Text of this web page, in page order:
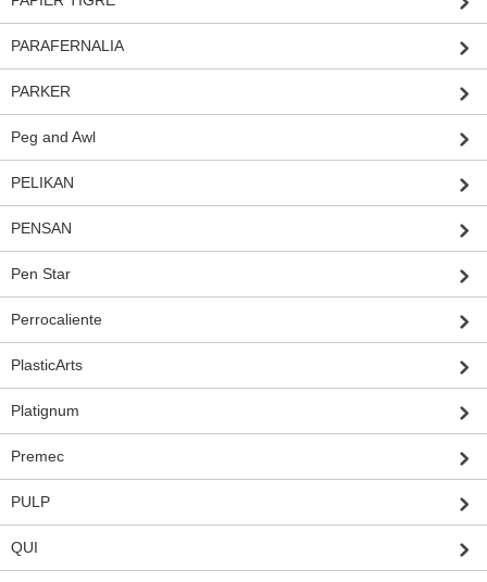
PARAFERNALIA
PARKER
Peg and Awl
PELIKAN
PENSAN
Pen Star
Perrocaliente
PlasticArts
Platignum
Premec
PULP
QUI